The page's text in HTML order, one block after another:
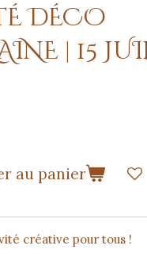
DÉCO
| 15
au panier
créative pour tous !